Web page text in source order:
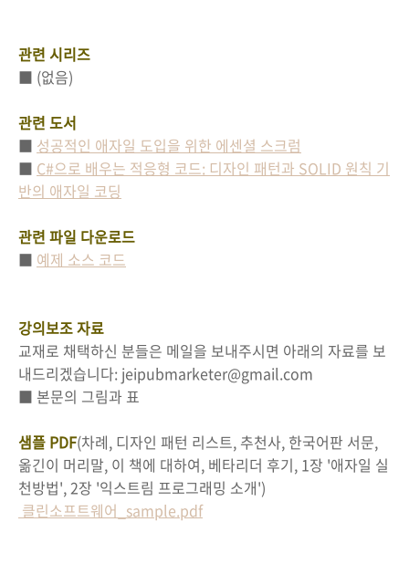
관련 시리즈
■ (없음)
관련 도서
■ 성공적인 애자일 도입을 위한 에센셜 스크럼
■ C#으로 배우는 적응형 코드: 디자인 패턴과 SOLID 원칙 기
반의 애자일 코딩
관련 파일 다운로드
■ 예제 소스 코드
강의보조 자료
교재로 채택하신 분들은 메일을 보내주시면 아래의 자료를 보
내드리겠습니다: jeipubmarketer@gmail.com
■ 본문의 그림과 표
샘플 PDF(차례, 디자인 패턴 리스트, 추천사, 한국어판 서문,
옮긴이 머리말, 이 책에 대하여, 베타리더 후기, 1장 '애자일 실
천방법', 2장 '익스트림 프로그래밍 소개')
클린소프트웨어_sample.pdf